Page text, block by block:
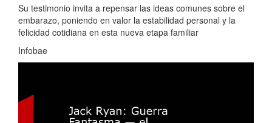
Su testimonio invita a repensar las ideas comunes sobre el
embarazo, poniendo en valor la estabilidad personal y la
felicidad cotidiana en esta nueva etapa familiar
Infobae